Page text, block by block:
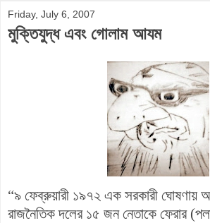
Friday, July 6, 2007
মুক্তিযুদ্ধ এবং গোলাম আযম
“৯ ফেব্রুয়ারী ১৯৭২ এক সরকারী ঘোষণায়
রাজনৈতিক দলের ১৫ জন নেতাকে ফেরার